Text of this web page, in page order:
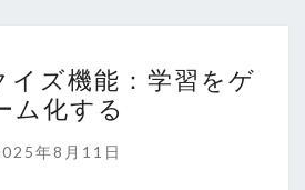
の
ク
イ
イズ機能：学習をゲ
ム化する
年8月11日